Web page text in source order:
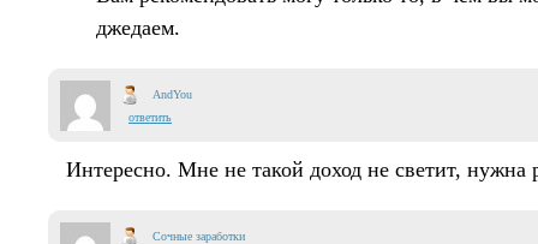
джедаем.
AndYou
ответить
Интересно. Мне не такой доход не светит, нужна
Сочные заработки